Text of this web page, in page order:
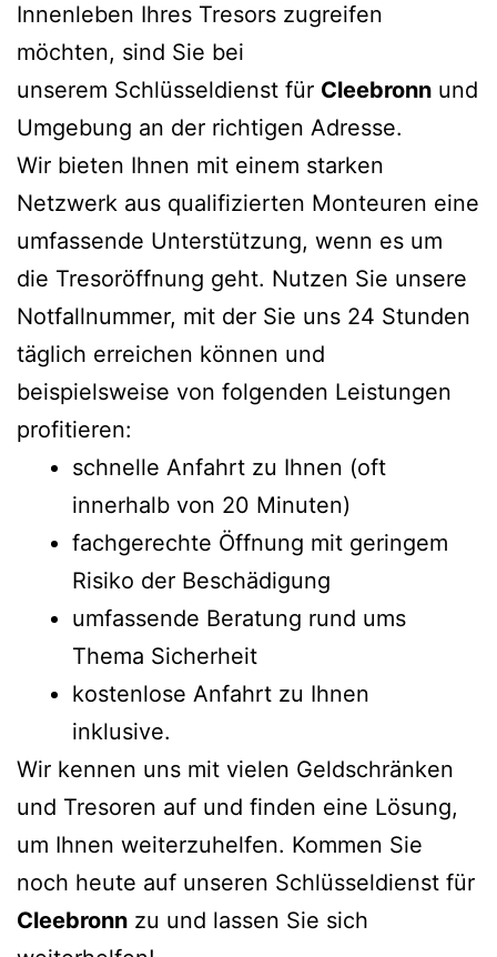
Innenleben Ihres Tresors zugreifen
möchten, sind Sie bei
unserem Schlüsseldienst für Cleebronn und
Umgebung an der richtigen Adresse.
Wir bieten Ihnen mit einem starken
Netzwerk aus qualifizierten Monteuren eine
umfassende Unterstützung, wenn es um
die Tresoröffnung geht. Nutzen Sie unsere
Notfallnummer, mit der Sie uns 24 Stunden
täglich erreichen können und
beispielsweise von folgenden Leistungen
profitieren:
schnelle Anfahrt zu Ihnen (oft
innerhalb von 20 Minuten)
fachgerechte Öffnung mit geringem
Risiko der Beschädigung
umfassende Beratung rund ums
Thema Sicherheit
kostenlose Anfahrt zu Ihnen
inklusive.
Wir kennen uns mit vielen Geldschränken
und Tresoren auf und finden eine Lösung,
um Ihnen weiterzuhelfen. Kommen Sie
noch heute auf unseren Schlüsseldienst für
Cleebronn zu und lassen Sie sich